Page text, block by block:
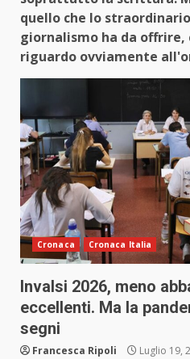
quello che lo
giornalismo ha da offrire,
riguardo ovviamente
Cronaca Cronaca Italia
Invalsi 2026, meno
eccellenti. Ma la
segni
Francesca Ripoli Luglio 19,